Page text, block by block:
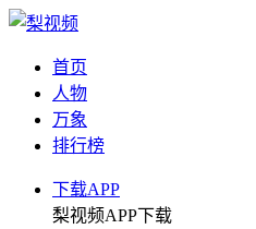
首页
人物
万象
排行榜
下载APP
梨视频APP下载